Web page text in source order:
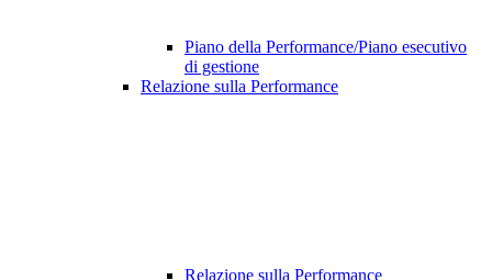
Piano della Performance/Piano esecutivo
di gestione
Relazione sulla Performance
Relazione sulla Performance